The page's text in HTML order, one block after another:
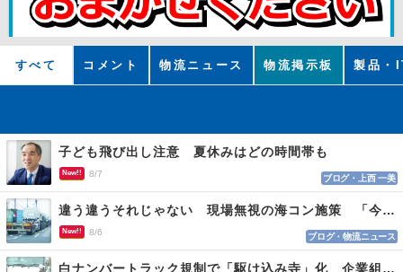
すべて コメント 物流ニュース 物流掲示板 製品・
子ども飛び出し注意 夏休みはどの時間帯も
New!! 8/7 ブログ・上西 一美
違う違うそれじゃない 現場無視の海コン施策 「今でも平均２～３時間は待つ」
New!! 8/6 ブログ・物流ニュース
白ナンバートラック規制で「駆け込み寺」化 企業組合が入会基準を見直しへ